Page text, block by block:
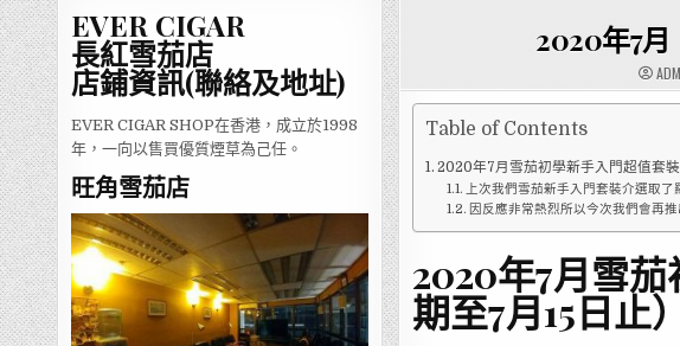
EVER CIGAR
長紅雪茄店
店鋪資訊(聯絡及地址)
EVER CIGAR SHOP在香港，成立於1998
年，一向以售買優質煙草為己任。
旺角雪茄店
2020年7月
Table of Contents
2020年7月雪茄初學新手入門超值套裝
上次我們雪茄新手入門套裝介選取
因反應非常熱烈所以今次我們會再推
2020年7月雪
期至7月15日止